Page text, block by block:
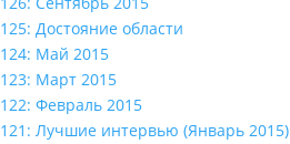
125: Достояние области
124: Май 2015
123: Март 2015
122: Февраль 2015
121: Лучшие интервью (Январь 2015)